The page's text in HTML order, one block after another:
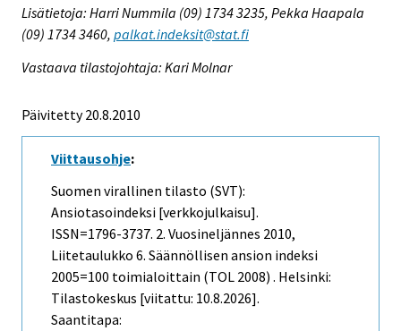
Lisätietoja: Harri Nummila (09) 1734 3235, Pekka Haapala
(09) 1734 3460, palkat.indeksit@stat.fi
Vastaava tilastojohtaja: Kari Molnar
Päivitetty 20.8.2010
Viittausohje:
Suomen virallinen tilasto (SVT):
Ansiotasoindeksi [verkkojulkaisu].
ISSN=1796-3737. 2. Vuosineljännes 2010,
Liitetaulukko 6. Säännöllisen ansion indeksi
2005=100 toimialoittain (TOL 2008) . Helsinki:
Tilastokeskus [viitattu: 10.8.2026].
Saantitapa: